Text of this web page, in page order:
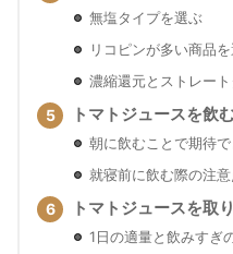
無塩タイプを選ぶ
リコピンが多い商品
濃縮還元とストレー
トマトジュースを飲
朝に飲むことで期待
就寝前に飲む際の注意
トマトジュースを取
1日の適量と飲みすぎ